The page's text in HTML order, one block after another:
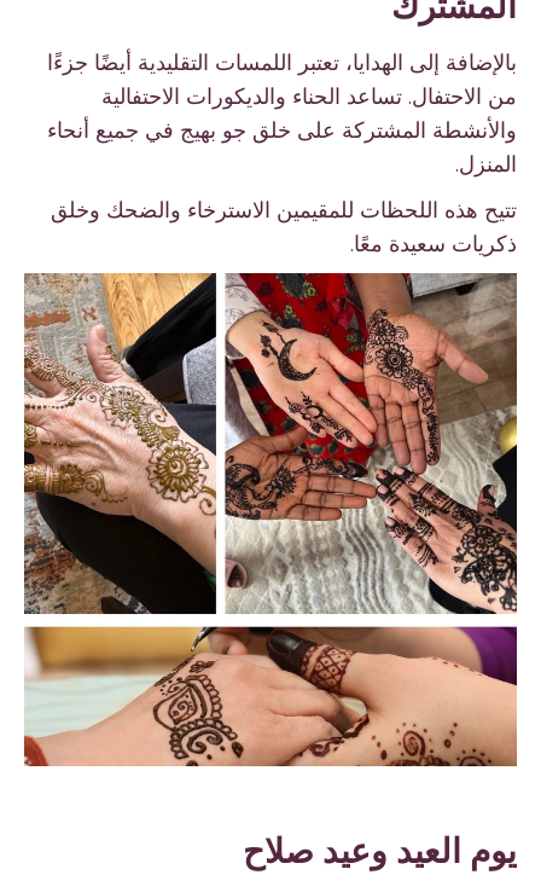
بالإضافة إلى الهدايا، تعتبر اللمسات التقليدية أيضًا جزءًا
من الاحتفال. تساعد الحناء والديكورات الاحتفالية
والأنشطة المشتركة على خلق جو بهيج في جميع أنحاء
المنزل.
تتيح هذه اللحظات للمقيمين الاسترخاء والضحك وخلق
ذكريات سعيدة معًا.
يوم العيد وعيد صلاح